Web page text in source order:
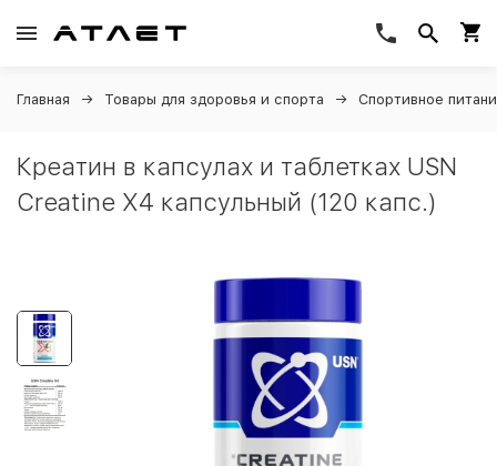
Главная Товары для здоровья и спорта Спортивное
Креатин в капсулах и таблетках USN
Creatine X4 капсульный (120 капс.)